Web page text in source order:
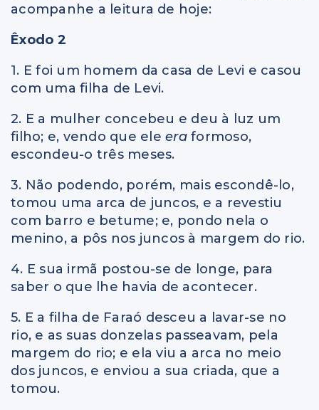
acompanhe a leitura de hoje:
Êxodo 2
1. E foi um homem da casa de Levi e casou
com uma filha de Levi.
2. E a mulher concebeu e deu à luz um
filho; e, vendo que ele era formoso,
escondeu-o três meses.
3. Não podendo, porém, mais escondê-lo,
tomou uma arca de juncos, e a revestiu
com barro e betume; e, pondo nela o
menino, a pôs nos juncos à margem do rio.
4. E sua irmã postou-se de longe, para
saber o que lhe havia de acontecer.
5. E a filha de Faraó desceu a lavar-se no
rio, e as suas donzelas passeavam, pela
margem do rio; e ela viu a arca no meio
dos juncos, e enviou a sua criada, que a
tomou.